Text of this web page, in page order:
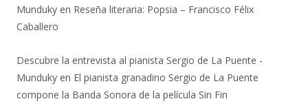
Munduky en Reseña literaria: Popsia – Francisco Félix
Caballero
Descubre la entrevista al pianista Sergio de La Puente -
Munduky en El pianista granadino Sergio de La Puente
compone la Banda Sonora de la película Sin Fin